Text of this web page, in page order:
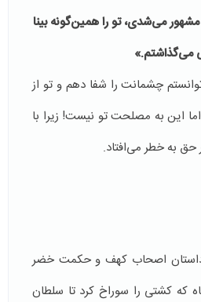
مشهور می‌شدی، تو را همین‌گونه بینا
می‌گذاشتم.»
چشمانت را شفا دهم و تو از
این به مصلحت تو نیست! زیرا با
حق به خطر می‌افتاد.
داستان اصحاب کهف و حکمت خضر
که کشتی را سوراخ کرد تا سلطان